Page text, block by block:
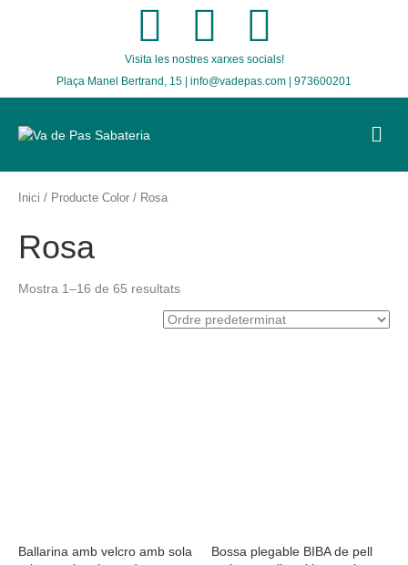
a
b
o
w
n
a
Visita les nostres xarxes socials!
Plaça Manel Bertrand, 15 | info@vadepas.com | 973600201
N
Inici / Producte Color / Rosa
Rosa
Mostra 1–16 de 65 resultats
Ballarina amb velcro amb sola
Bossa plegable BIBA de pell